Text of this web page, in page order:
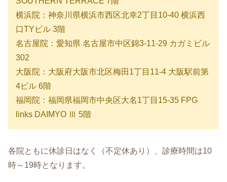
横浜院：神奈川県横浜市西区北幸2丁目10-40 横浜西
口TYビル 3階
名古屋院：愛知県 名古屋市中区錦3-11-29 カガミビル
302
大阪院：大阪府大阪市北区梅田1丁目11-4 大阪駅前第
4ビル 6階
福岡院：福岡県福岡市中央区大名1丁目15-35 FPG
links DAIMYO Ⅲ 5階
各院ともに休診日はなく（不定休あり）、診療時間は10
時～19時となります。